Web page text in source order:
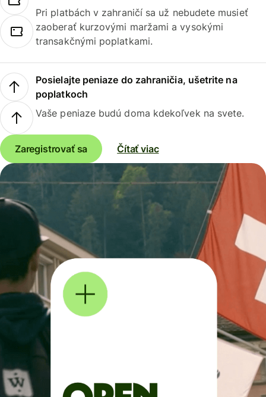
Pri platbách v zahraničí sa už nebudete musieť
zaoberať kurzovými maržami a vysokými
transakčnými poplatkami.
Posielajte peniaze do zahraničia, ušetrite na
poplatkoch
Vaše peniaze budú doma kdekoľvek na svete.
Zaregistrovať sa Čítať viac